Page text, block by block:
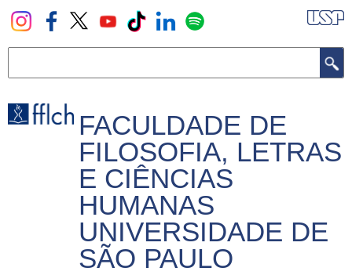
Pular
para
principal
FACULDADE DE
FILOSOFIA, LETRAS
E CIÊNCIAS
HUMANAS
UNIVERSIDADE DE
SÃO PAULO